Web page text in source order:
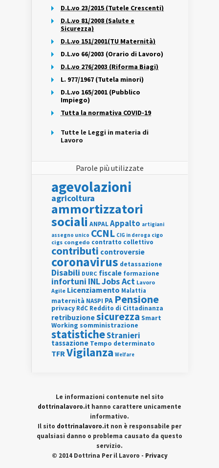
D.L.vo 23/2015 (Tutele Crescenti)
D.L.vo 81/2008 (Salute e
Sicurezza)
D.L.vo 151/2001(TU Maternità)
D.L.vo 66/2003 (Orario di Lavoro)
D.L.vo 276/2003 (Riforma Biagi)
L. 977/1967 (Tutela minori)
D.L.vo 165/2001 (Pubblico
Impiego)
Tutta la normativa COVID-19
Tutte le Leggi in materia di
Lavoro
Parole più utilizzate
agevolazioni
agricoltura
ammortizzatori
sociali ANPALAppalto artigiani
assegno unico CCNL CIG in deroga cigo
cigs congedo contratto collettivo
contributi controversie
coronavirus detassazione
Disabili DURC fiscale formazione
infortuni INLJobs Act Lavoro
Agile Licenziamento Malattia
maternità NASPI PA Pensione
privacy RdC Reddito di Cittadinanza
retribuzionesicurezza Smart
Working somministrazione
statisticheStranieri
tassazione Tempo determinato
TFRVigilanza Welfare
Le informazioni contenute nel sito
dottrinalavoro.it hanno carattere unicamente
informativo.
Il sito dottrinalavoro.it non è responsabile per
qualsiasi danno o problema causato da questo
servizio.
© 2014 Dottrina Per il Lavoro - Privacy